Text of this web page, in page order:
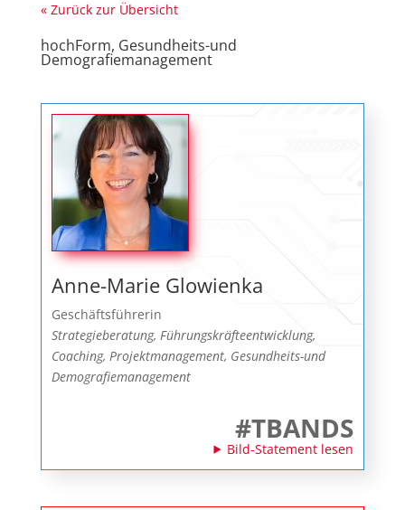
« Zurück zur Übersicht
hochForm, Gesundheits-und
Demografiemanagement
Anne-Marie Glowienka
Geschäftsführerin
Strategieberatung, Führungskräfteentwicklung,
Coaching, Projektmanagement, Gesundheits-und
Demografiemanagement
#TBANDS
Bild-Statement lesen